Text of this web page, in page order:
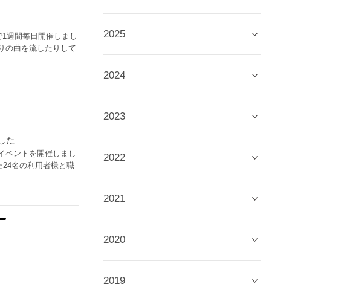
週間毎日開催しまし
の曲を流したりして
た
ベントを開催しまし
名の利用者様と職
2025
2024
2023
2022
2021
2020
2019